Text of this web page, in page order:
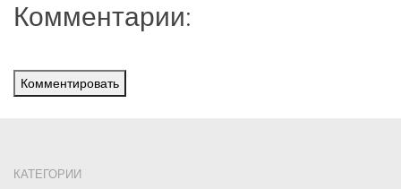
Комментарии:
Комментировать
КАТЕГОРИИ